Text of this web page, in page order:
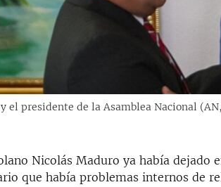
el presidente de la Asamblea Nacional
Nicolás Maduro ya había dejado
que había problemas internos de